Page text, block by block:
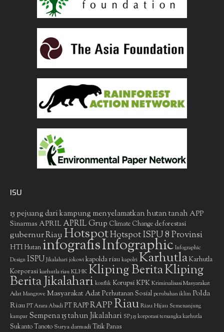
ISU
15 pejuang dari kampung menyelamatkan hutan tanah APP
Sinarmas APRIL APRIL Grup Climate Change deforestasi
gubernur RiauHotspotHotspot ISPU 8 Provinsi
HTIHutan infografisInfographic Infographic
Design ISPU Jikalahari jokowi kapolda riau kapolri KarhutlaKarhutla
Korporasikarhutla riauKLHKKliping BeritaKliping
Berita Jikalahari konflik Korupsi KPKKriminalisasi Masyarakat
Adat Mangrove Masyarakat AdatPerhutanan Sosial perubahan iklim Polda
Riau PT Arara Abadi PT RAPPRAPPRiauRiau Hijau Semenanjung
kampar Sempena 15 tahun Jikalahari SP3 15 korporasi tersangka karhutla
Sukanto Tanoto Surya darmadiTitik Panas